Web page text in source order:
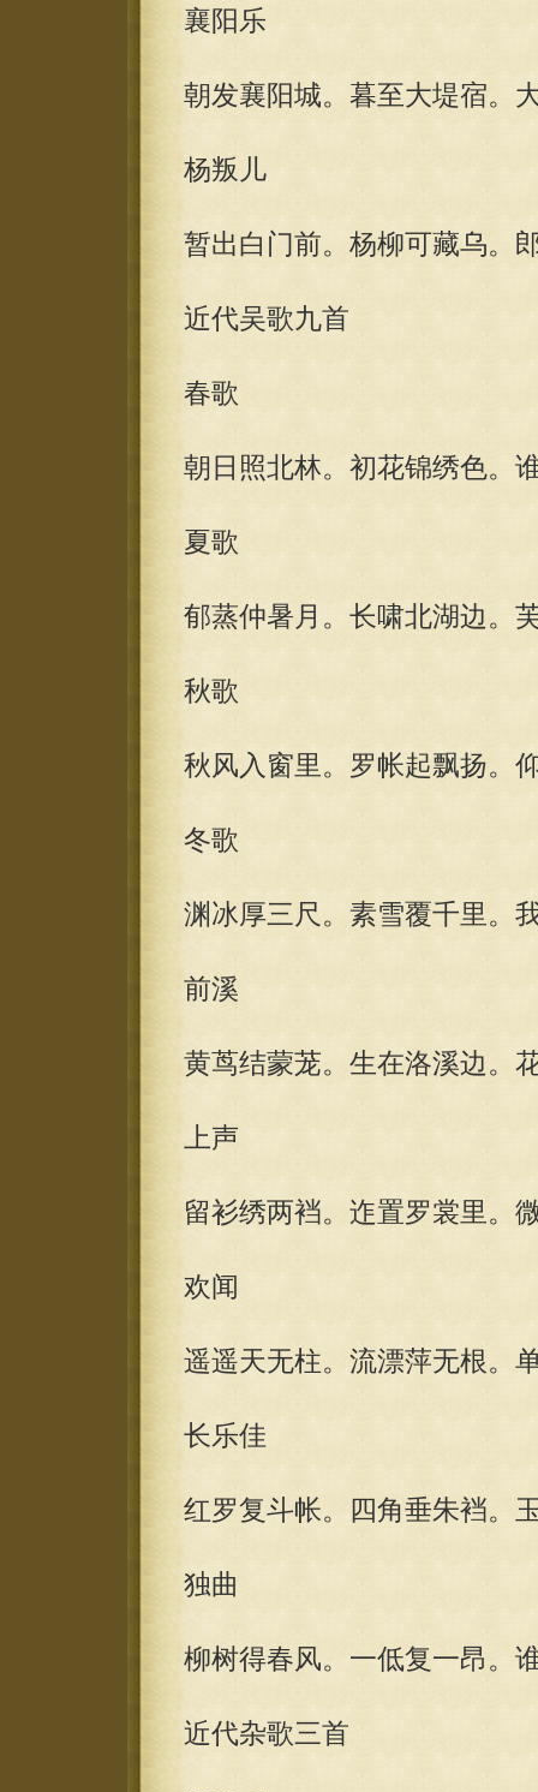
襄阳乐
朝发襄阳城。暮至大堤宿。
杨叛儿
暂出白门前。杨柳可藏乌。
近代吴歌九首
春歌
朝日照北林。初花锦绣色。
夏歌
郁蒸仲暑月。长啸北湖边。
秋歌
秋风入窗里。罗帐起飘扬。
冬歌
渊冰厚三尺。素雪覆千里。
前溪
黄茑结蒙茏。生在洛溪边。
上声
留衫绣两裆。迮置罗裳里。
欢闻
遥遥天无柱。流漂萍无根。
长乐佳
红罗复斗帐。四角垂朱裆。
独曲
柳树得春风。一低复一昂。
近代杂歌三首